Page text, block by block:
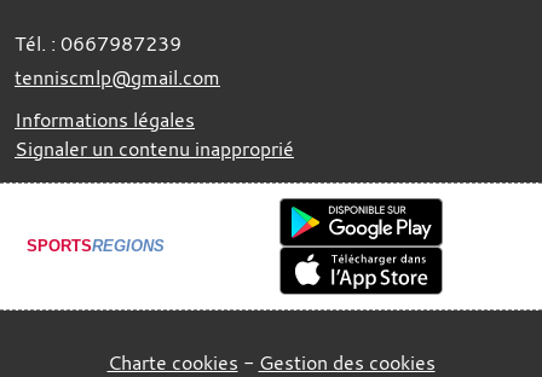
Tél. : 0667987239
tenniscmlp@gmail.com
Informations légales
Signaler un contenu inapproprié
SPORTSREGIONS
Charte cookies Gestion des cookies